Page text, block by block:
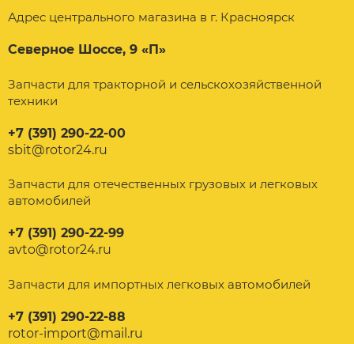
Адрес центрального магазина в г. Красноярск
Северное Шоссе, 9 «П»
Запчасти для тракторной и сельскохозяйственной
техники
+7 (391) 290-22-00
sbit@rotor24.ru
Запчасти для отечественных грузовых и легковых
автомобилей
+7 (391) 290-22-99
avto@rotor24.ru
Запчасти для импортных легковых автомобилей
+7 (391) 290-22-88
rotor-import@mail.ru